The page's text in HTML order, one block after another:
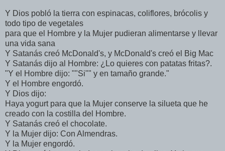
Y Dios pobló la tierra con espinacas, coliflores, brócolis y
todo tipo de vegetales
para que el Hombre y la Mujer pudieran alimentarse y llevar
una vida sana
Y Satanás creó McDonald's, y McDonald's creó el Big Mac
Y Satanás dijo al Hombre: ¿Lo quieres con patatas fritas?.
"Y el Hombre dijo: ""Si"" y en tamaño grande."
Y el Hombre engordó.
Y Dios dijo:
Haya yogurt para que la Mujer conserve la silueta que he
creado con la costilla del Hombre.
Y Satanás creó el chocolate.
Y la Mujer dijo: Con Almendras.
Y la Mujer engordó.